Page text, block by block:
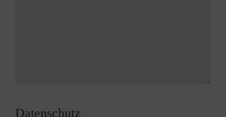
Datenschutz